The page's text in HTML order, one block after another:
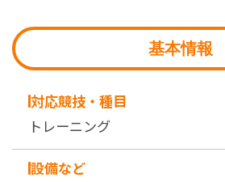
基本情報
対応競技・種目
トレーニング
設備など